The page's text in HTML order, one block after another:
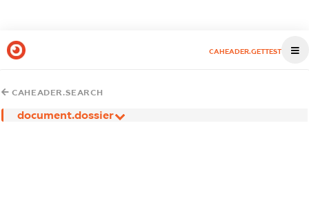
CAHEADER.GETTEST
CAHEADER.SEARCH
document.dossier